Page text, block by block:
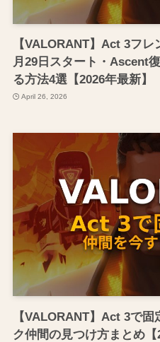
【VALORANT】Act 3フ
月29日スタート・Ascent
る方法4選【2026年最新】
April 26, 2026
【VALORANT】Act 3で
ク仲間の見つけ方まとめ【